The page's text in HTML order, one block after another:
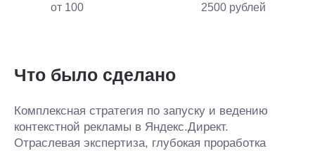
от 100 2500 рублей
Что было сделано
Комплексная стратегия по запуску и ведению
контекстной рекламы в Яндекс.Директ.
Отраслевая экспертиза, глубокая проработка